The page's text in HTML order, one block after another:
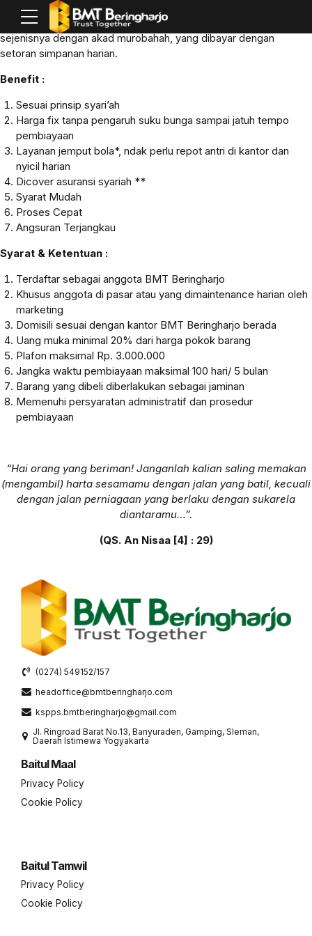
Bring Murabahah Perlengkapan Rumah
pembelian perlengkapan rumah tangga, alat elektronik dan
sejenisnya dengan akad murobahah, yang dibayar dengan
setoran simpanan harian.
Benefit :
Sesuai prinsip syari’ah
Harga fix tanpa pengaruh suku bunga sampai jatuh tempo
pembiayaan
Layanan jemput bola*, ndak perlu repot antri di kantor dan
nyicil harian
Dicover asuransi syariah **
Syarat Mudah
Proses Cepat
Angsuran Terjangkau
Syarat & Ketentuan :
Terdaftar sebagai anggota BMT Beringharjo
Khusus anggota di pasar atau yang dimaintenance harian oleh
marketing
Domisili sesuai dengan kantor BMT Beringharjo berada
Uang muka minimal 20% dari harga pokok barang
Plafon maksimal Rp. 3.000.000
Jangka waktu pembiayaan maksimal 100 hari/ 5 bulan
Barang yang dibeli diberlakukan sebagai jaminan
Memenuhi persyaratan administratif dan prosedur
pembiayaan
“Hai orang yang beriman! Janganlah kalian saling memakan
(mengambil) harta sesamamu dengan jalan yang batil, kecuali
dengan jalan perniagaan yang berlaku dengan sukarela
diantaramu…”.
(QS. An Nisaa [4] : 29)
(0274) 549152/157
headoffice@bmtberingharjo.com
kspps.bmtberingharjo@gmail.com
Jl. Ringroad Barat No.13, Banyuraden, Gamping, Sleman,
Daerah Istimewa Yogyakarta
Baitul Maal
Privacy Policy
Cookie Policy
Baitul Tamwil
Privacy Policy
Cookie Policy